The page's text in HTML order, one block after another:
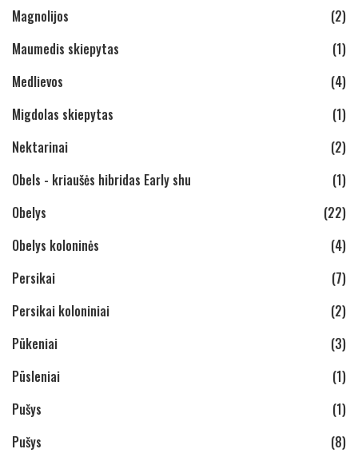
Magnolijos
(2)
Maumedis skiepytas
(1)
Medlievos
(4)
Migdolas skiepytas
(1)
Nektarinai
(2)
Obels - kriaušės hibridas Early shu
(1)
Obelys
(22)
Obelys koloninės
(4)
Persikai
(7)
Persikai koloniniai
(2)
Pūkeniai
(3)
Pūsleniai
(1)
Pušys
(1)
Pušys
(8)